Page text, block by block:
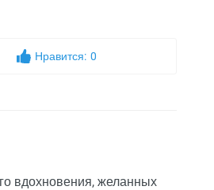
Нравится: 0
вдохновения, желанных